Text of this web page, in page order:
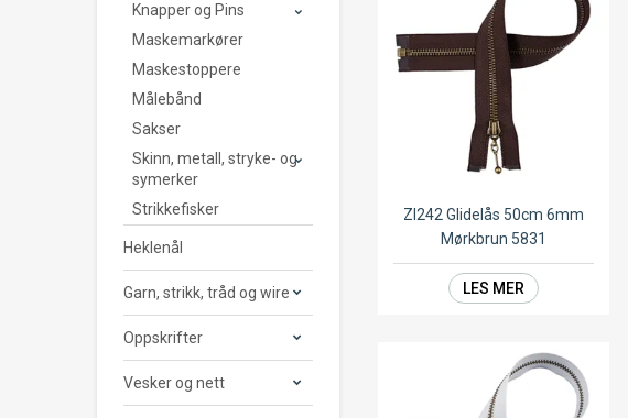
Knapper og Pins
Maskemarkører
Maskestoppere
Målebånd
Sakser
Skinn, metall, stryke- og
symerker
Strikkefisker
Heklenål
Garn, strikk, tråd og wire
Oppskrifter
Vesker og nett
ZI242 Glidelås 50cm 6mm
Mørkbrun 5831
LES MER